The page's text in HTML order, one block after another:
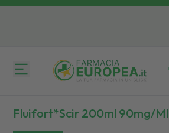
Fluifort*scir 200ml 90mg/